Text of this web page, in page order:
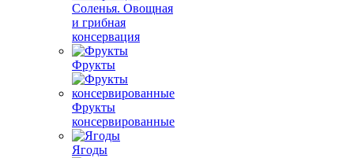
Соленья. Овощная
и грибная
консервация
Фрукты
Фрукты
консервированные
Ягоды